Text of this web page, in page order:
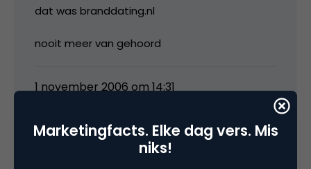
dat was branddating.nl
nooit meer van gehoord
1 november 2006 om 14:31
Marketingfacts. Elke dag vers. Mis
niks!